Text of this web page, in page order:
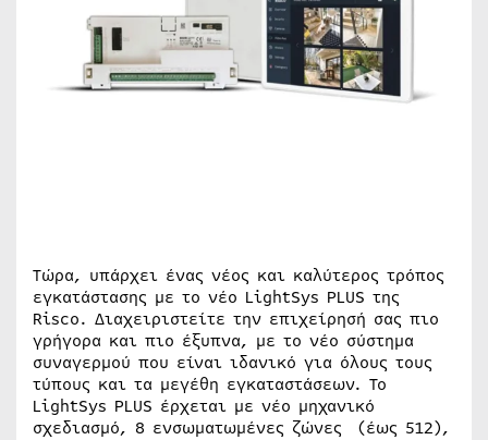
Τώρα, υπάρχει ένας νέος και καλύτερος τρόπος
εγκατάστασης με το νέο LightSys PLUS της
Risco. Διαχειριστείτε την επιχείρησή σας πιο
γρήγορα και πιο έξυπνα, με το νέο σύστημα
συναγερμού που είναι ιδανικό για όλους τους
τύπους και τα μεγέθη εγκαταστάσεων. Το
LightSys PLUS έρχεται με νέο μηχανικό
σχεδιασμό, 8 ενσωματωμένες ζώνες (έως 512),